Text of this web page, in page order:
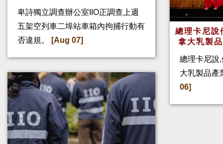
卑詩獨立調查辦公室IIO正調查上週
五架空列車二埠站車箱內拘捕行動有
否違規。
[Aug 07]
總理卡尼
拿大乳製
總理卡尼說
大乳製品產
06]